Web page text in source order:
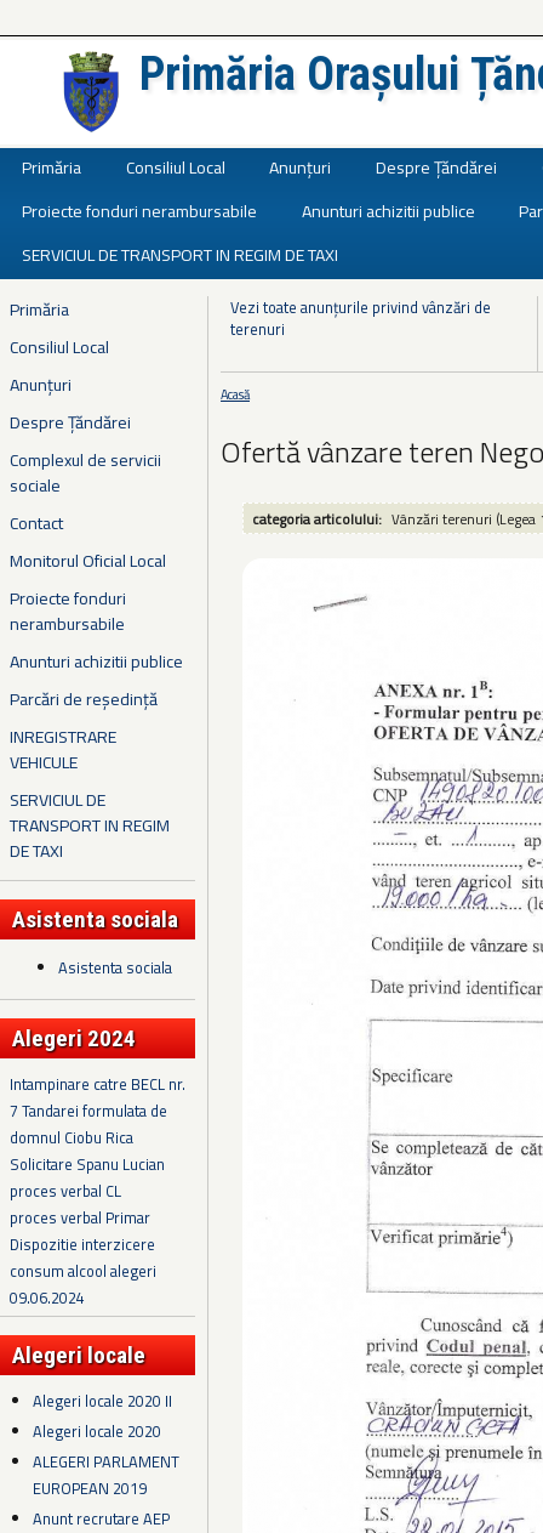
Primăria Orașului
Primăria Consiliul Local Anunțuri Despre Țăndărei
Proiecte fonduri nerambursabile
Anunturi achizitii publice
SERVICIUL DE TRANSPORT IN REGIM DE TAXI
Primăria
Consiliul Local
Anunțuri
Despre Țăndărei
Complexul de servicii
sociale
Contact
Monitorul Oficial Local
Proiecte fonduri
nerambursabile
Anunturi achizitii publice
Parcări de reședință
INREGISTRARE
VEHICULE
SERVICIUL DE
TRANSPORT IN REGIM
DE TAXI
Asistenta sociala
Asistenta sociala
Alegeri 2024
Intampinare catre BECL nr.
7 Tandarei formulata de
domnul Ciobu Rica
Solicitare Spanu Lucian
proces verbal CL
proces verbal Primar
Dispozitie interzicere
consum alcool alegeri
09.06.2024
Alegeri locale
Alegeri locale 2020 II
Alegeri locale 2020
ALEGERI PARLAMENT
EUROPEAN 2019
Anunt recrutare AEP
Vezi toate anunțurile privind vânzări de
terenuri
Eşti aici
Acasă
Ofertă vânzare teren
categoria articolului: Vânzări terenuri (Legea